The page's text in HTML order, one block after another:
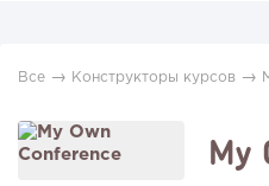
Все → Конструкторы курсов →
My